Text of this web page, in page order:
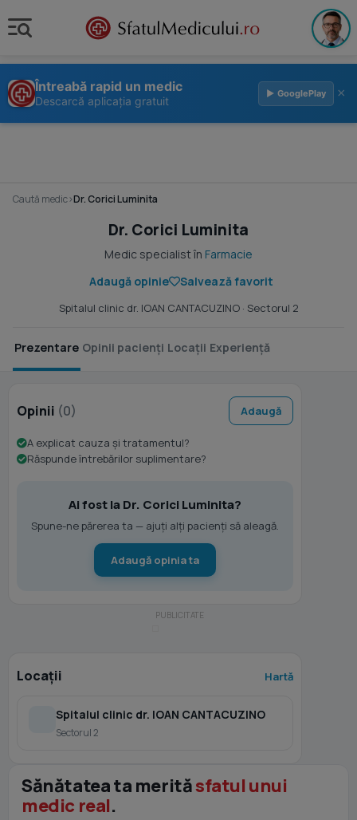
Întreabă rapid un medic
Descarcă aplicația gratuit
▶ GooglePlay ×
Caută medic›Dr. Corici Luminita
Dr. Corici Luminita
Medic specialist în Farmacie
Adaugă opinie
Salvează favorit
Spitalul clinic dr. IOAN CANTACUZINO· Sectorul 2
Prezentare Opinii pacienți Locații Experiență
Opinii (0) Adaugă
A explicat cauza și tratamentul?
Răspunde întrebărilor suplimentare?
Ai fost la Dr. Corici Luminita?
Spune-ne părerea ta — ajuți alți pacienți să aleagă.
Adaugă opinia ta
Locații Hartă
Spitalul clinic dr. IOAN CANTACUZINO
Sectorul 2
Sănătatea ta merităsfatul unui
medic real.